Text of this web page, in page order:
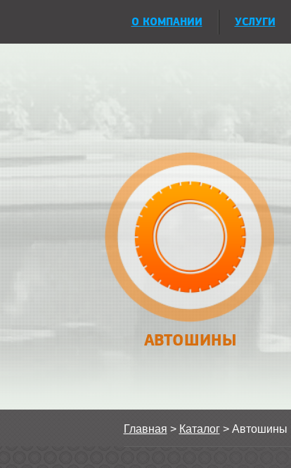
О КОМПАНИИ УСЛУГИ
АВТОШИНЫ
Главная > Каталог> Автошины